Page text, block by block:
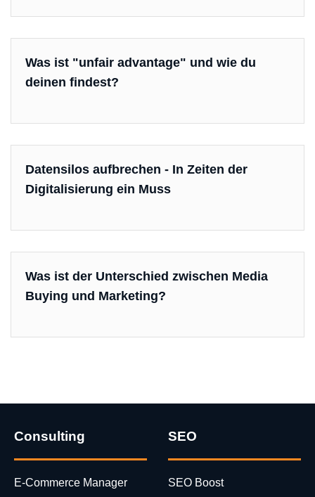
Was ist "unfair advantage" und wie du
deinen findest?
Datensilos aufbrechen - In Zeiten der
Digitalisierung ein Muss
Was ist der Unterschied zwischen Media
Buying und Marketing?
Consulting
E-Commerce Manager
SEO
SEO Boost